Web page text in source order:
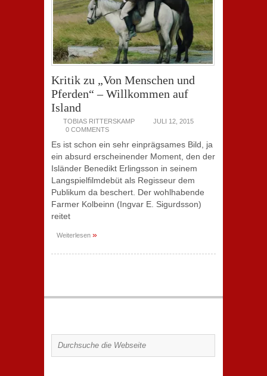
Kritik zu „Von Menschen und
Pferden“ – Willkommen auf
Island
TOBIAS RITTERSKAMP
JULI 12, 2015
0 COMMENTS
Es ist schon ein sehr einprägsames Bild, ja
ein absurd erscheinender Moment, den der
Isländer Benedikt Erlingsson in seinem
Langspielfilmdebüt als Regisseur dem
Publikum da beschert. Der wohlhabende
Farmer Kolbeinn (Ingvar E. Sigurdsson)
reitet
Weiterlesen »